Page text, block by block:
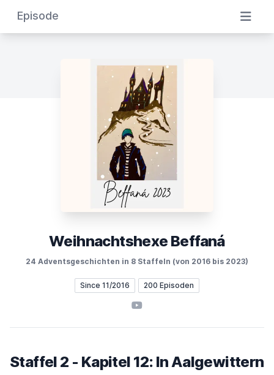
Episode
Weihnachtshexe Beffaná
24 Adventsgeschichten in 8 Staffeln (von 2016 bis 2023)
Since 11/2016 200 Episoden
YouTube
Staffel 2 - Kapitel 12: In Aalgewittern